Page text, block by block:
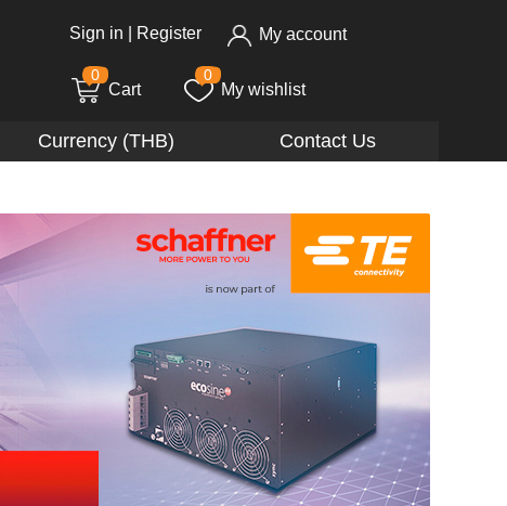
Sign in Register My account
0
Cart
0
My wishlist
Currency (THB) Contact Us